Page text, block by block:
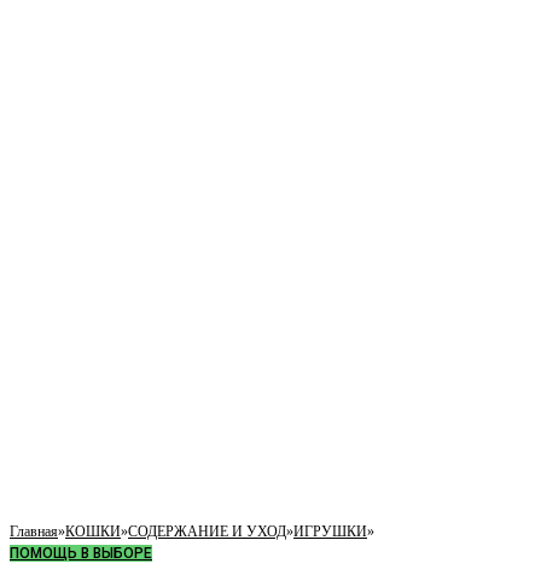
Главная»КОШКИ»СОДЕРЖАНИЕ И УХОД»ИГРУШКИ»
ПОМОЩЬ В ВЫБОРЕ